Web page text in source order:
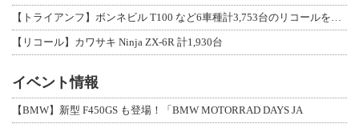
【トライアンフ】ボンネビル T100 など6車種計3,753台のリコールを発表
【リコール】カワサキ Ninja ZX-6R 計1,930台
イベント情報
【BMW】新型 F450GS も登場！「BMW MOTORRAD DAYS JA